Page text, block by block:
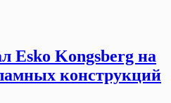
Esko Kongsberg на
конструкций